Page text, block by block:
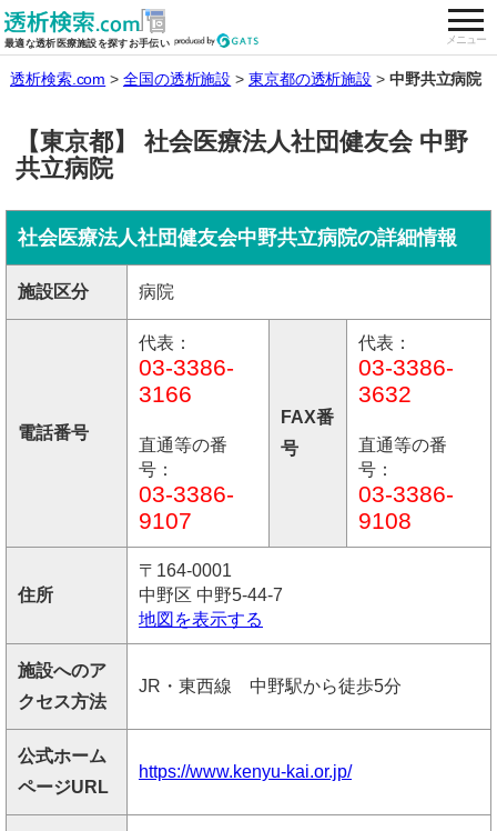
最適な透析医療施設を探すお手伝い メニュー
全国の透析施設を検索する
透析検索.com 全国の透析施設 東京都の透析施設 中野共立病院
【東京都】 社会医療法人社団健友会 中野
共立病院
社会医療法人社団健友会中野共立病院の詳細情報
施設区分 病院
電話番号
代表：
03-3386-
3166
直通等の番
号：
03-3386-
9107
FAX番
号
代表：
03-3386-
3632
直通等の番
号：
03-3386-
9108
住所
〒164-0001
中野区 中野5-44-7
地図を表示する
施設へのア
クセス方法
JR・東西線 中野駅から徒歩5分
公式ホーム
ページURL
https://www.kenyu-kai.or.jp/